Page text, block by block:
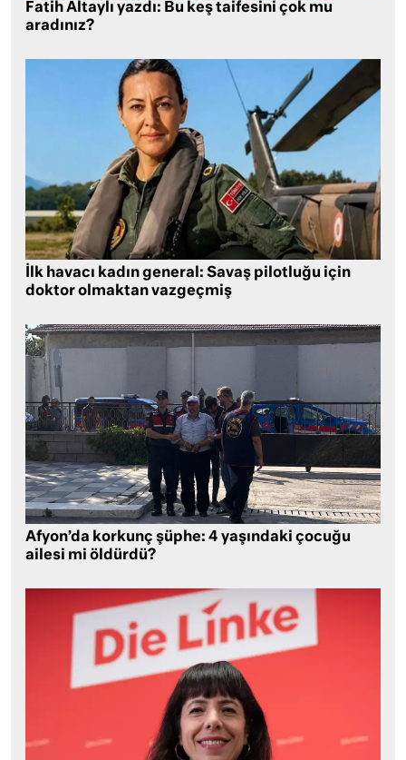
Fatih Altaylı yazdı: Bu keş taifesini çok mu
aradınız?
İlk havacı kadın general: Savaş pilotluğu için
doktor olmaktan vazgeçmiş
Afyon’da korkunç şüphe: 4 yaşındaki çocuğu
ailesi mi öldürdü?